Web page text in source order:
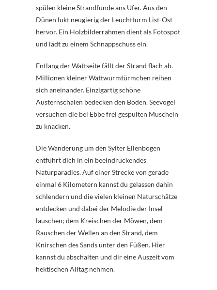
spülen kleine Strandfunde ans Ufer. Aus den
Dünen lukt neugierig der Leuchtturm List-Ost
hervor. Ein Holzbilderrahmen dient als Fotospot
und lädt zu einem Schnappschuss ein.
Entlang der Wattseite fällt der Strand flach ab.
Millionen kleiner Wattwurmtürmchen reihen
sich aneinander. Einzigartig schöne
Austernschalen bedecken den Boden. Seevögel
versuchen die bei Ebbe frei gespülten Muscheln
zu knacken.
Die Wanderung um den Sylter Ellenbogen
entführt dich in ein beeindruckendes
Naturparadies. Auf einer Strecke von gerade
einmal 6 Kilometern kannst du gelassen dahin
schlendern und die vielen kleinen Naturschätze
entdecken und dabei der Melodie der Insel
lauschen; dem Kreischen der Möwen, dem
Rauschen der Wellen an den Strand, dem
Knirschen des Sands unter den Füßen. Hier
kannst du abschalten und dir eine Auszeit vom
hektischen Alltag nehmen.